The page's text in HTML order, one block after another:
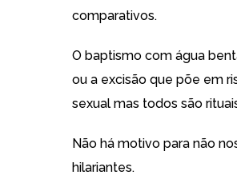
comparativos.
O baptismo com água
ou a excisão que põe em
sexual mas todos são
Não há motivo para não
hilariantes.